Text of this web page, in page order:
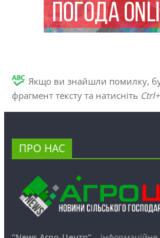
Якщо ви знайшли помилку,
фрагмент тексту та натисніть
ПРО НАС